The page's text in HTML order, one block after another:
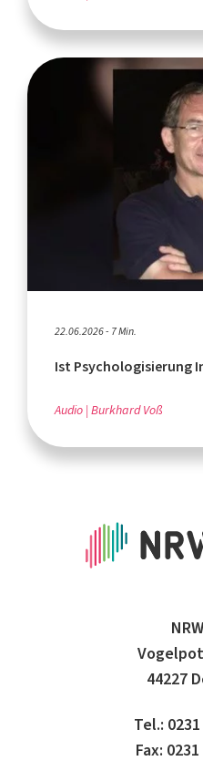
22.06.2026 - 7 Min.
Ist Psychologisierung
Audio Burkhard Voß
44227
Tel.:
Fax: